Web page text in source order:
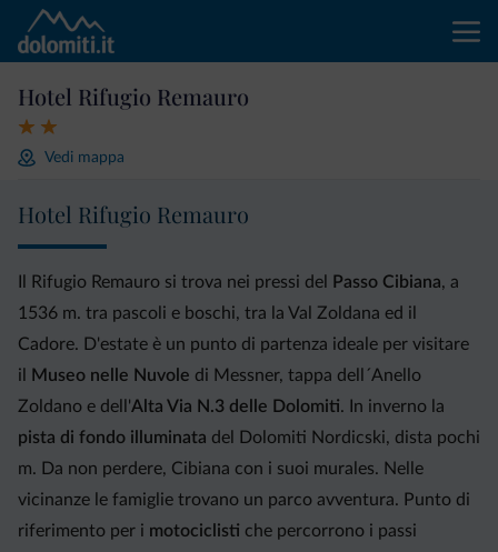
Hotel Rifugio Remauro
Vedi mappa
Hotel Rifugio Remauro
Il Rifugio Remauro si trova nei pressi del Passo Cibiana, a
1536 m. tra pascoli e boschi, tra la Val Zoldana ed il
Cadore. D'estate è un punto di partenza ideale per visitare
il
Museo nelle Nuvole di Messner, tappa dell´Anello
Zoldano e dell'Alta Via N.3 delle Dolomiti. In inverno la
pista di fondo illuminata del Dolomiti Nordicski, dista pochi
m. Da non perdere, Cibiana con i suoi murales. Nelle
vicinanze le famiglie trovano un parco avventura. Punto di
riferimento per i motociclisti che percorrono i passi